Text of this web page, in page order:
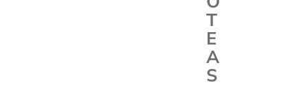
T
E
A
S